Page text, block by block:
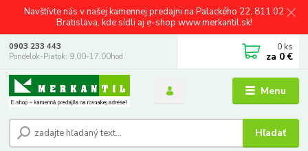
Navštívte nás v našej kamennej predajni na Palackého 22, 811 02
Bratislava, kde sídli aj e-shop www.merkantil.sk!
Menu
Hľadať
0903 233 443
Pondelok-Piatok: 9.00-17.00hod.
0 ks
za 0 €